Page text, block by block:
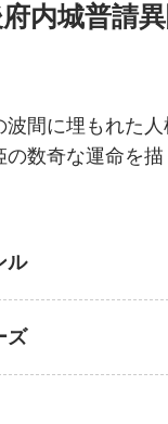
内城普請
波間に埋もれた
の数奇な運命を
ル
ズ